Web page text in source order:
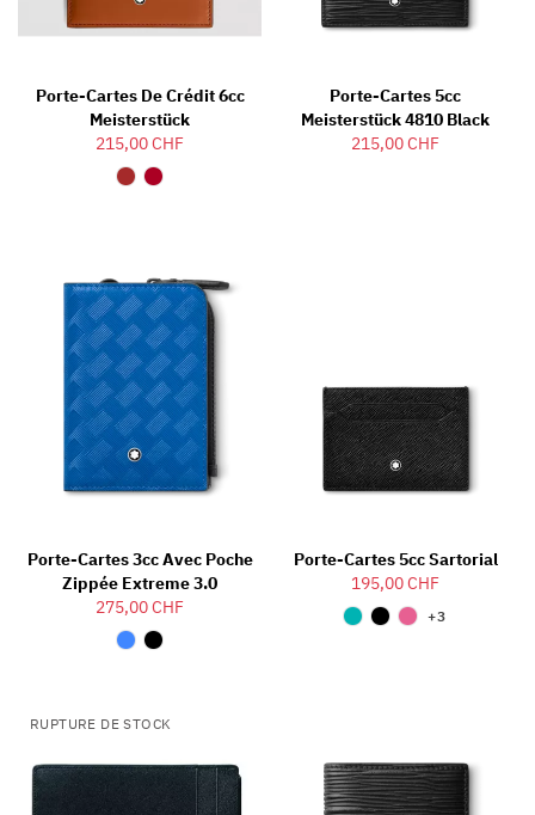
Porte-Cartes De Crédit 6cc
Meisterstück
215,00 CHF
Porte-Cartes 5cc
Meisterstück 4810 Black
215,00 CHF
Porte-Cartes 3cc Avec Poche
Zippée Extreme 3.0
275,00 CHF
Porte-Cartes 5cc Sartorial
195,00 CHF
+3
RUPTURE DE STOCK